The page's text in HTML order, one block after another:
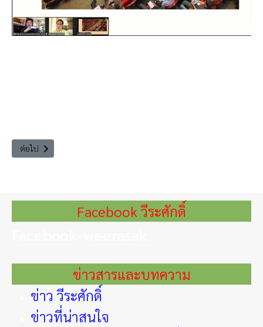
เนื้อหาถัดไป: The Leader Insight Outsource งานรัฐ เพื่อเพิ่มประสิทธิภาพ
ต่อไป
Facebook วีระศักดิ์
ข่าวสารและบทความ
ข่าว วีระศักดิ์
ข่าวที่น่าสนใจ